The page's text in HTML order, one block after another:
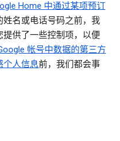
Home 中通过某项预订
姓名或电话号码之前，我
供了一些控制项，以便
帐号中数据的第三方
个人信息前，我们都会事